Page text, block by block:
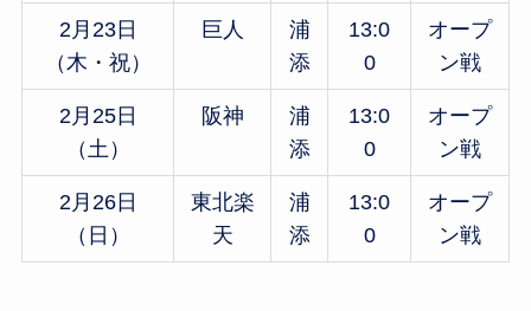
2月23日
（木・祝）
巨人
浦
添
13:0
0
オープ
ン戦
2月25日
（土）
阪神
浦
添
13:0
0
オープ
ン戦
2月26日
（日）
東北楽
天
浦
添
13:0
0
オープ
ン戦